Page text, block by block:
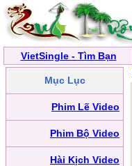
VietSingle - Tìm Bạn
Mục Lục
Phim Lẽ Video
Phim Bộ Video
Hài Kịch Video